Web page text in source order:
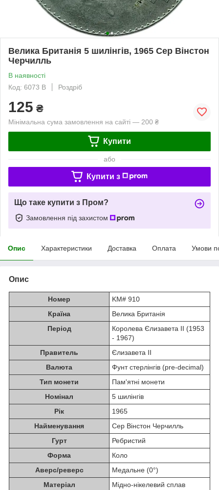
Велика Британія 5 шилінгiв, 1965 Cер Вінстон
Черчилль
В наявності
Код: 6073 B
Роздріб
125 ₴
Мінімальна сума замовлення на сайті — 200 ₴
Купити
або
Купити з
Що таке купити з Пром?
Замовлення під захистом
Опис Характеристики Доставка Оплата Умови
Опис
Номер
KM# 910
Країна
Велика Британія
Період
Королева Єлизавета II (1953
- 1967)
Правитель
Єлизавета II
Валюта
Фунт стерлінгів (pre-decimal)
Тип монети
Пам'ятні монети
Номінал
5 шилінгiв
Рік
1965
Найменування
Cер Вінстон Черчилль
Гурт
Ребристий
Форма
Коло
Аверс/реверс
Медальне (0°)
Матеріал
Мідно-нікелевий сплав